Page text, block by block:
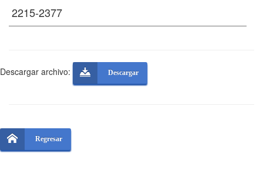
Descargar archivo: Descargar
Regresar